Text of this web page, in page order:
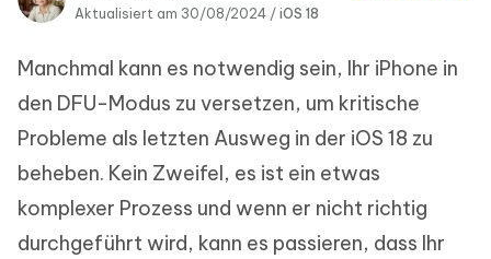
Editor
iAnyGo
Aktualisiert am 30/08/2024 / iOS 18
Manchmal kann es notwendig sein, Ihr iPhone in
den DFU-Modus zu versetzen, um kritische
Probleme als letzten Ausweg in der iOS 18 zu
beheben. Kein Zweifel, es ist ein etwas
komplexer Prozess und wenn er nicht richtig
durchgeführt wird, kann es passieren, dass Ihr